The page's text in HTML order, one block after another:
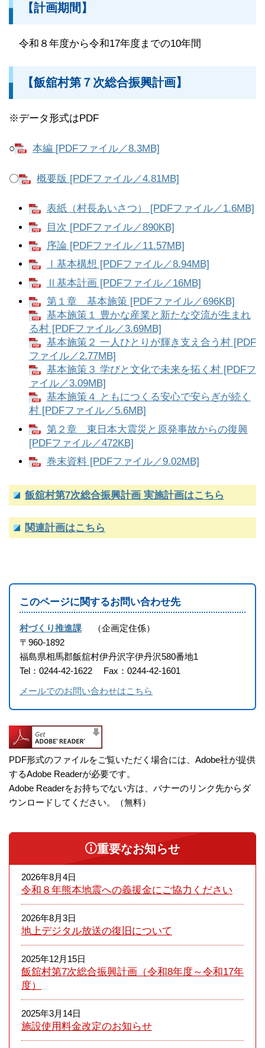
【計画期間】
令和８年度から令和17年度までの10年間
【飯舘村第７次総合振興計画】
※データ形式はPDF
○ 本編 [PDFファイル／8.3MB]
〇 概要版 [PDFファイル／4.81MB]
表紙（村長あいさつ） [PDFファイル／1.6MB]
目次 [PDFファイル／890KB]
序論 [PDFファイル／11.57MB]
Ⅰ基本構想 [PDFファイル／8.94MB]
Ⅱ基本計画 [PDFファイル／16MB]
第１章 基本施策 [PDFファイル／696KB]
基本施策１ 豊かな産業と新たな交流が生まれ
る村 [PDFファイル／3.69MB]
基本施策２ 一人ひとりが輝き支え合う村 [PDF
ファイル／2.77MB]
基本施策３ 学びと文化で未来を拓く村 [PDFフ
ァイル／3.09MB]
基本施策４ ともにつくる安心で安らぎが続く
村 [PDFファイル／5.6MB]
第２章 東日本大震災と原発事故からの復興
[PDFファイル／472KB]
巻末資料 [PDFファイル／9.02MB]
飯舘村第7次総合振興計画 実施計画はこちら
関連計画はこちら
このページに関するお問い合わせ先
村づくり推進課
企画定住係
〒960-1892
福島県相馬郡飯舘村伊丹沢字伊丹沢580番地1
Tel：0244-42-1622
Fax：0244-42-1601
メールでのお問い合わせはこちら
PDF形式のファイルをご覧いただく場合には、Adobe社が提供
するAdobe Readerが必要です。
Adobe Readerをお持ちでない方は、バナーのリンク先からダ
ウンロードしてください。（無料）
重要なお知らせ
2026年8月4日
令和８年熊本​地震への義援金にご協力ください
2026年8月3日
地上デジタル放送の復旧について
2025年12月15日
飯舘村第7次総合振興計画（令和8年度～令和17年
度）
2025年3月14日
施設使用料金改定のお知らせ